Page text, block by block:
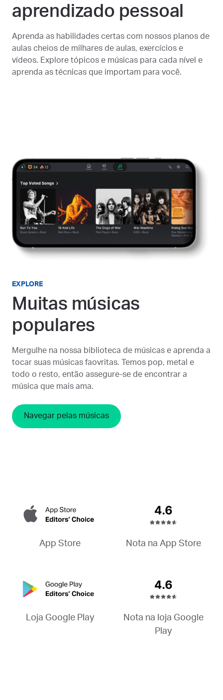
aprendizado pessoal
Aprenda as habilidades certas com nossos planos de
aulas cheios de milhares de aulas, exercícios e
vídeos. Explore tópicos e músicas para cada nível e
aprenda as técnicas que importam para você.
EXPLORE
Muitas músicas
populares
Mergulhe na nossa biblioteca de músicas e aprenda a
tocar suas músicas faovritas. Temos pop, metal e
todo o resto, então assegure-se de encontrar a
música que mais ama.
Navegar pelas músicas
App Store Nota na App Store
Loja Google Play
Nota na loja Google
Play